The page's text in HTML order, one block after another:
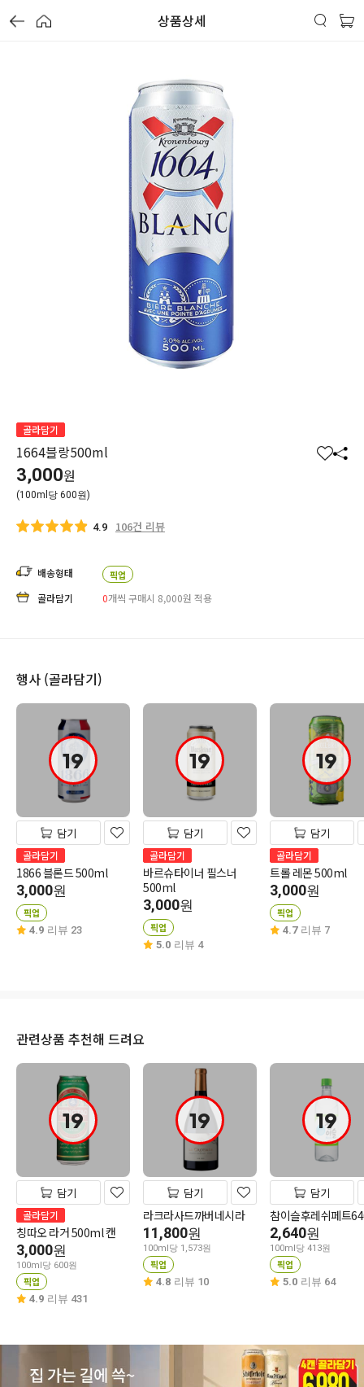
상품상세
골라담기
1664블랑500ml
찜 공
3,000원
(100ml당 600원)
4.9 106건 리뷰
배송형태 픽업
골라담기 0개씩 구매시 8,000원 적용
행사 (골라담기)
19
담기
골라담기
1866 블론드 500ml
3,000원
픽업
4.9 리뷰 23
19
담기
골라담기
바르슈타이너 필스너
500ml
3,000원
픽업
5.0 리뷰 4
19
담기
골라담기
트롤 레몬 500ml
3,000원
픽업
4.7 리뷰 7
관련상품 추천해 드려요
19
담기
골라담기
칭따오 라거 500ml 캔
3,000원
100ml당 600원
픽업
4.9 리뷰 431
19
담기
라크라사드까버네시라
11,800원
100ml당 1,573원
픽업
4.8 리뷰 10
19
담기
참이슬후레쉬페트
2,640원
100ml당 413원
픽업
5.0 리뷰 64
할
인
가
격
가
격
별
5
만
점
중